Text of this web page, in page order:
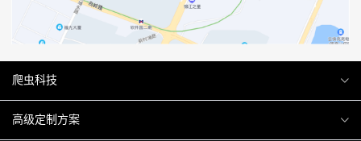
爬虫科技
爬虫案例
高级定制方案